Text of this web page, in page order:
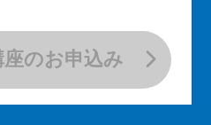
のお申込み